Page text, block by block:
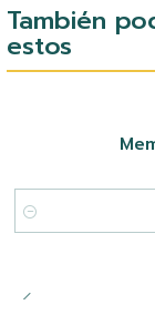
También
estos
Cantidad